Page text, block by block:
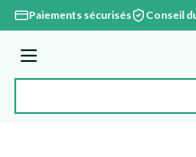
Aller au contenu
Paiements sécurisés Conseil
Menu